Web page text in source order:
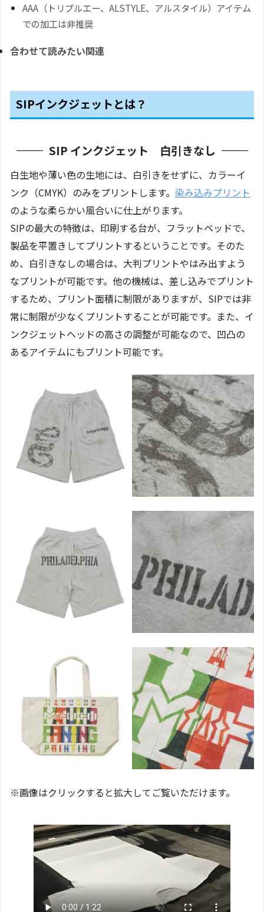
AAA（トリプルエー、ALSTYLE、アルスタイル）アイテム
での加工は非推奨
合わせて読みたい関連
SIPインクジェットとは？
SIP インクジェット 白引きなし
白生地や薄い色の生地には、白引きをせずに、カラーイ
ンク（CMYK）のみをプリントします。 染み込みプリント
のような柔らかい風合いに仕上がります。
SIPの最大の特徴は、印刷する台が、フラットベッドで、
製品を平置きしてプリントするということです。そのた
め、白引きなしの場合は、大判プリントやはみ出すよう
なプリントが可能です。他の機械は、差し込みでプリント
するため、プリント面積に制限がありますが、SIPでは非
常に制限が少なくプリントすることが可能です。また、イ
ンクジェットヘッドの高さの調整が可能なので、凹凸の
あるアイテムにもプリント可能です。
※画像はクリックすると拡大してご覧いただけます。